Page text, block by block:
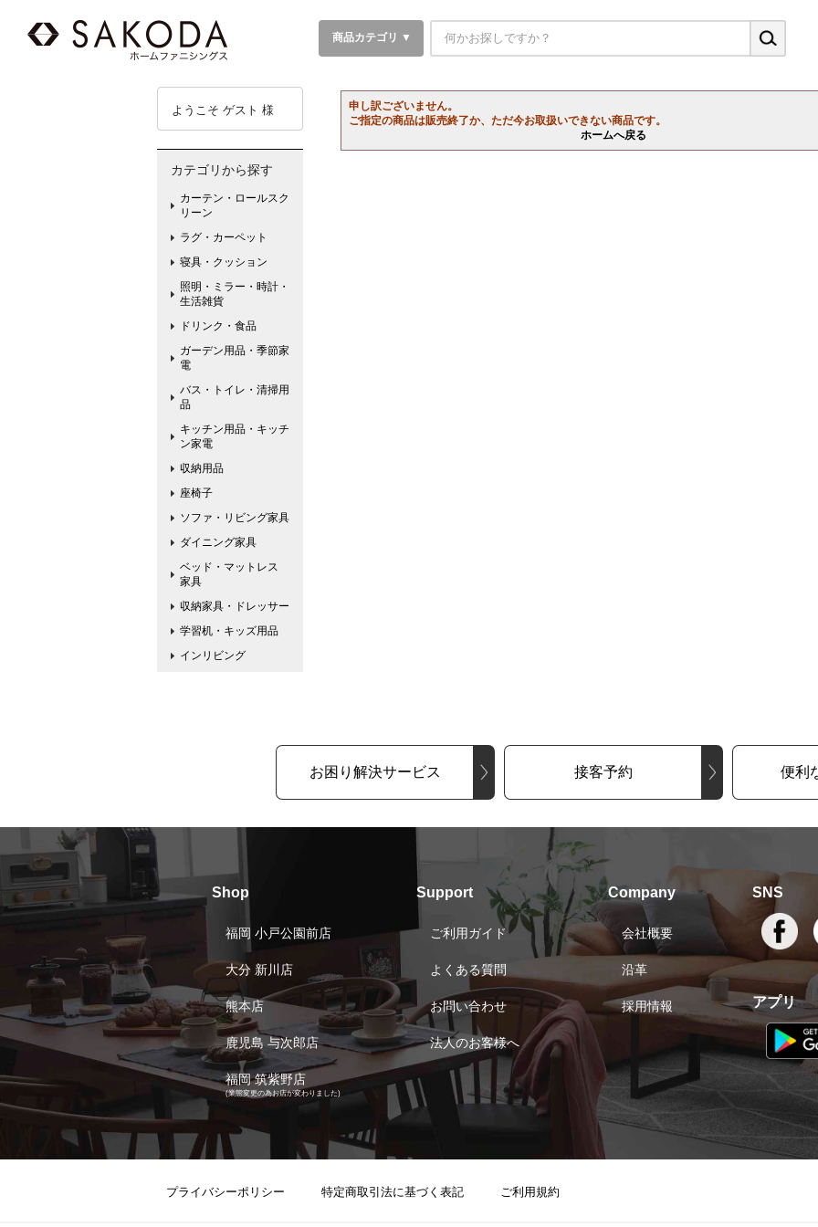
商品カテゴリ ▼
申し訳ございません。
ご指定の商品は販売終了か、ただ今お取扱いできない商品です。
ホームへ戻る
ようこそ ゲスト 様
カテゴリから探す
カーテン・ロールスク
リーン
ラグ・カーペット
寝具・クッション
照明・ミラー・時計・
生活雑貨
ドリンク・食品
ガーデン用品・季節家
電
バス・トイレ・清掃用
品
キッチン用品・キッチ
ン家電
収納用品
座椅子
ソファ・リビング家具
ダイニング家具
ベッド・マットレス
家具
収納家具・ドレッサー
学習机・キッズ用品
インリビング
お困り解決サービス 接客予約 便利
Shop
福岡 小戸公園前店
大分 新川店
熊本店
鹿児島 与次郎店
福岡 筑紫野店
(業態変更の為お店が変わりました)
Support
ご利用ガイド
よくある質問
お問い合わせ
法人のお客様へ
Company
会社概要
沿革
採用情報
SNS
アプリ
プライバシーポリシー 特定商取引法に基づく表記 ご利用規約